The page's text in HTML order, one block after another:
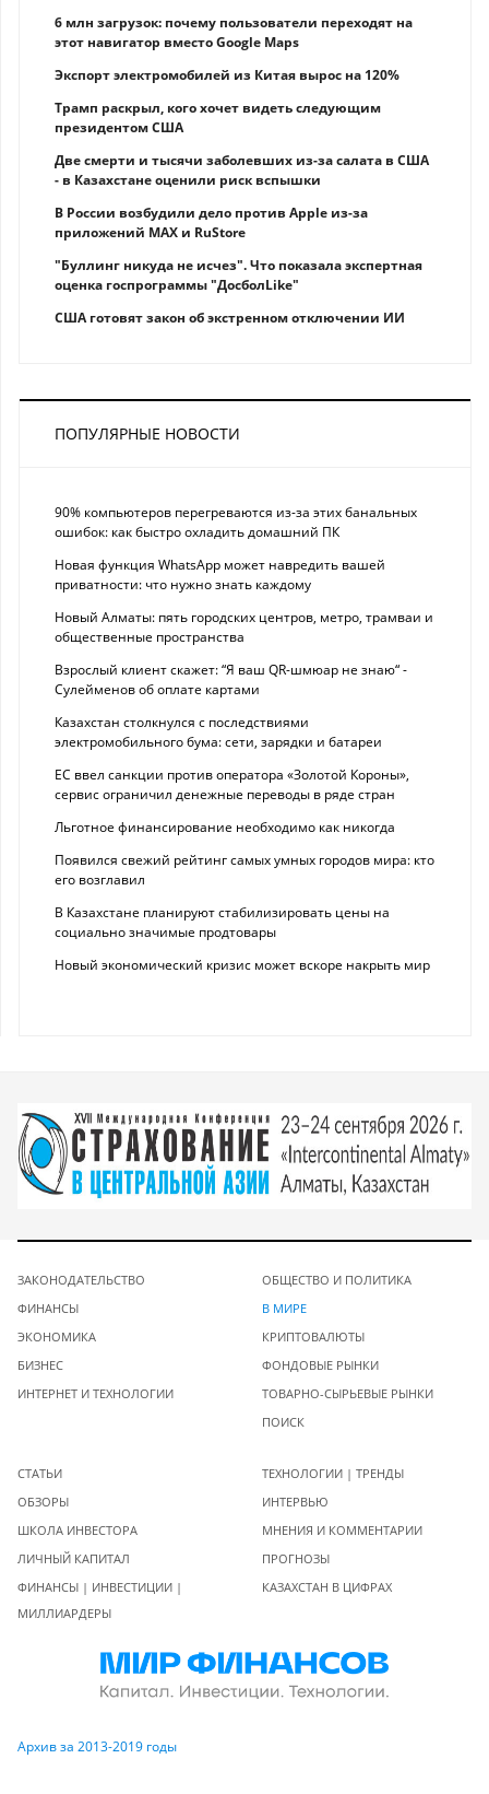
6 млн загрузок: почему пользователи переходят на
этот навигатор вместо Google Maps
Экспорт электромобилей из Китая вырос на 120%
Трамп раскрыл, кого хочет видеть следующим
президентом США
Две смерти и тысячи заболевших из-за салата в США
- в Казахстане оценили риск вспышки
В России возбудили дело против Apple из-за
приложений MAX и RuStore
"Буллинг никуда не исчез". Что показала экспертная
оценка госпрограммы "ДосболLike"
США готовят закон об экстренном отключении ИИ
ПОПУЛЯРНЫЕ НОВОСТИ
90% компьютеров перегреваются из-за этих банальных
ошибок: как быстро охладить домашний ПК
Новая функция WhatsApp может навредить вашей
приватности: что нужно знать каждому
Новый Алматы: пять городских центров, метро, трамваи и
общественные пространства
Взрослый клиент скажет: “Я ваш QR-шмюар не знаю“ -
Сулейменов об оплате картами
Казахстан столкнулся с последствиями
электромобильного бума: сети, зарядки и батареи
ЕС ввел санкции против оператора «Золотой Короны»,
сервис ограничил денежные переводы в ряде стран
Льготное финансирование необходимо как никогда
Появился свежий рейтинг самых умных городов мира: кто
его возглавил
В Казахстане планируют стабилизировать цены на
социально значимые продтовары
Новый экономический кризис может вскоре накрыть мир
ЗАКОНОДАТЕЛЬСТВО
ФИНАНСЫ
ЭКОНОМИКА
БИЗНЕС
ИНТЕРНЕТ И ТЕХНОЛОГИИ
ОБЩЕСТВО И ПОЛИТИКА
В МИРЕ
КРИПТОВАЛЮТЫ
ФОНДОВЫЕ РЫНКИ
ТОВАРНО-СЫРЬЕВЫЕ РЫНКИ
ПОИСК
СТАТЬИ
ОБЗОРЫ
ШКОЛА ИНВЕСТОРА
ЛИЧНЫЙ КАПИТАЛ
ФИНАНСЫ | ИНВЕСТИЦИИ |
МИЛЛИАРДЕРЫ
ТЕХНОЛОГИИ | ТРЕНДЫ
ИНТЕРВЬЮ
МНЕНИЯ И КОММЕНТАРИИ
ПРОГНОЗЫ
КАЗАХСТАН В ЦИФРАХ
Архив за 2013-2019 годы